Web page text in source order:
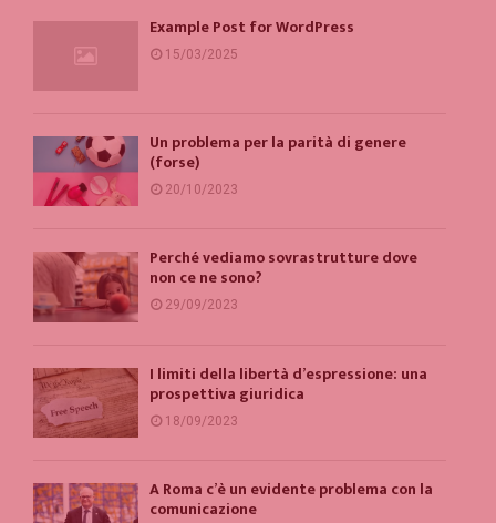
Example Post for WordPress
15/03/2025
Un problema per la parità di genere
(forse)
20/10/2023
Perché vediamo sovrastrutture dove
non ce ne sono?
29/09/2023
I limiti della libertà d’espressione: una
prospettiva giuridica
18/09/2023
A Roma c’è un evidente problema con la
comunicazione